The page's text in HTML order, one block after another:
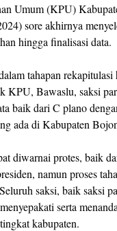
Umum (KPU)
sore akhirnya
hingga finalisasi data.
tahapan
KPU, Bawaslu, saksi
baik dari C plano
ada di Kabupaten
diwarnai protes, baik
namun proses
saksi, baik saksi
serta
kabupaten.